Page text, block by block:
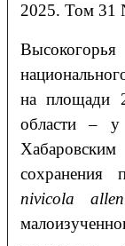
2025. Том 31
на площади
области –
сохранения
nivicola